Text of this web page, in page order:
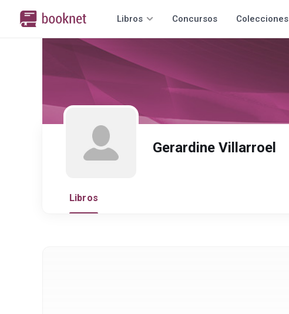
Libros Concursos Colecciones
Gerardine Villarroel
Libros